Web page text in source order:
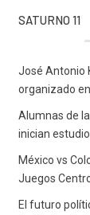
SATURNO 11
José Antonio
organizado
Alumnas de
inician
México vs
Juegos
El futuro